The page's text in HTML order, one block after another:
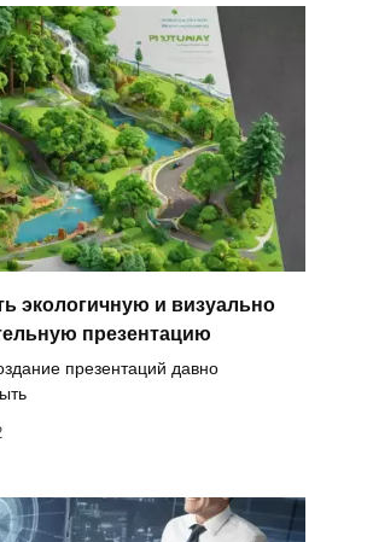
экологичную и визуально
презентацию
презентаций давно